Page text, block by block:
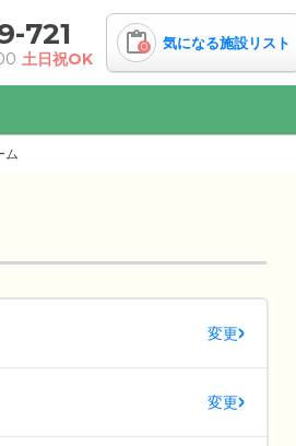
721
土日祝OK
0 気になる施設リスト
ム
変更
変更